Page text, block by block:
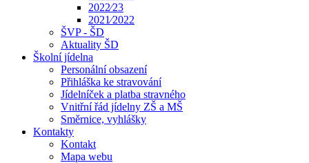
2022⁄23
2021⁄2022
ŠVP - ŠD
Aktuality ŠD
Školní jídelna
Personální obsazení
Přihláška ke stravování
Jídelníček a platba stravného
Vnitřní řád jídelny ZŠ a MŠ
Směrnice, vyhlášky
Kontakty
Kontakt
Mapa webu